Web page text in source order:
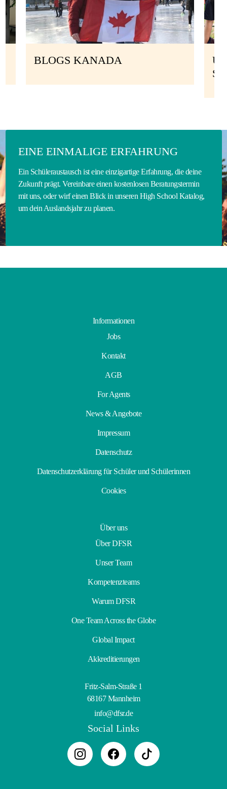
BLOGS KANADA
EINE EINMALIGE ERFAHRUNG
Ein Schüleraustausch ist eine einzigartige Erfahrung, die deine
Zukunft prägt. Vereinbare einen kostenlosen Beratungstermin
mit uns, oder wirf einen Blick in unseren High School Katalog,
um dein Auslandsjahr zu planen.
Informationen
Jobs
Kontakt
AGB
For Agents
News & Angebote
Impressum
Datenschutz
Datenschutzerklärung für Schüler und Schülerinnen
Cookies
Über uns
Über DFSR
Unser Team
Kompetenzteams
Warum DFSR
One Team Across the Globe
Global Impact
Akkreditierungen
Fritz-Salm-Straße 1
68167 Mannheim
info@dfsr.de
Social Links